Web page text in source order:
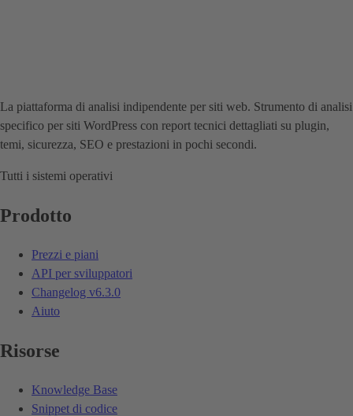
La piattaforma di analisi indipendente per siti web. Strumento di analisi
specifico per siti WordPress con report tecnici dettagliati su plugin,
temi, sicurezza, SEO e prestazioni in pochi secondi.
Tutti i sistemi operativi
Prodotto
Prezzi e piani
API per sviluppatori
Changelog v6.3.0
Aiuto
Risorse
Knowledge Base
Snippet di codice